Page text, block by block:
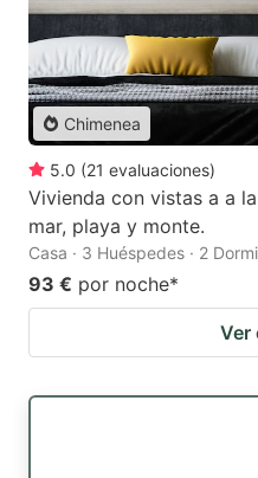
Chimenea
5.0 (21 evaluaciones)
Vivienda con vistas a a
mar, playa y monte.
Casa · 3 Huéspedes · 2
93 € por noche*
Ver